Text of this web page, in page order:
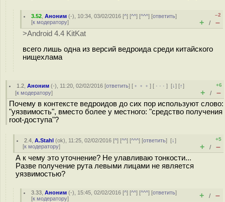
3.52 ,Аноним (-), 10:34, 03/02/2016 [^] [^^] [^^^] [ответить]
[к модератору]
–2
+ / –
>Android 4.4 KitKat
всего лишь одна из версий ведроида среди китайского
нищехлама
1.2 ,Аноним (-), 11:20, 02/02/2016 [ответить] [ ﹢﹢﹢] [ · · ·][↓] [↑]
[к модератору]
+6
+ / –
Почему в контексте ведроидов до сих пор используют слово:
"уязвимость", вместо более у местного: "средство получения
root-доступа"?
2.4 ,A.Stahl (ok), 11:25, 02/02/2016 [^] [^^] [^^^] [ответить][↓]
[к модератору]
+5
+ / –
А к чему это уточнение? Не улавливаю тонкости...
Разве получение рута левыми лицами не является
уязвимостью?
3.33 ,Аноним (-), 15:45, 02/02/2016 [^] [^^] [^^^] [ответить]
[к модератору] + / –